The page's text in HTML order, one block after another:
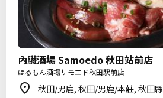
內臟酒場 Samoedo 秋田站前店
ほるもん酒場サモエド秋田駅前店
秋田/男鹿, 秋田/男鹿/本莊, 秋田縣